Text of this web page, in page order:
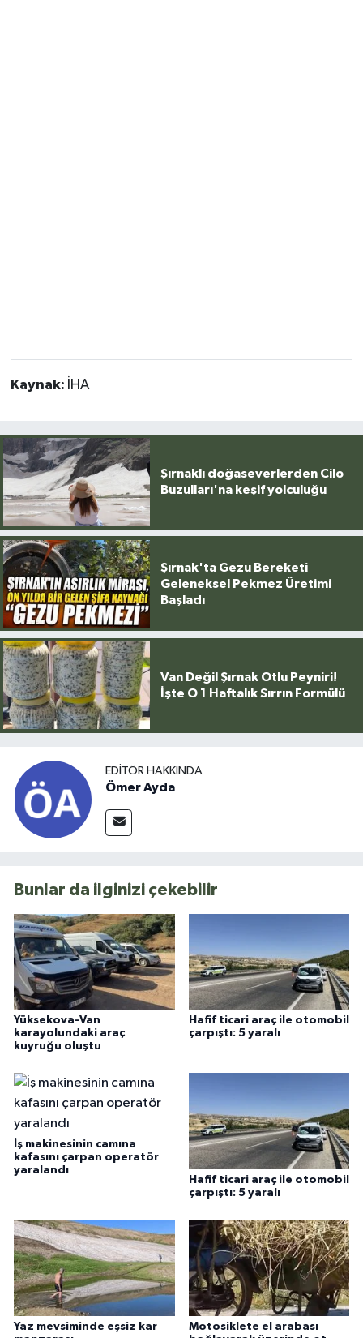
Kaynak: İHA
Şırnaklı doğaseverlerden Cilo
Buzulları'na keşif yolculuğu
Şırnak'ta Gezu Bereketi
Geleneksel Pekmez Üretimi
Başladı
Van Değil Şırnak Otlu Peyniri!
İşte O 1 Haftalık Sırrın Formülü
EDITÖR HAKKINDA
Ömer Ayda
Bunlar da ilginizi çekebilir
Yüksekova-Van
karayolundaki araç
kuyruğu oluştu
Hafif ticari araç ile otomobil
çarpıştı: 5 yaralı
İş makinesinin camına
kafasını çarpan operatör
yaralandı
Hafif ticari araç ile otomobil
çarpıştı: 5 yaralı
Yaz mevsiminde eşsiz kar
Motosiklete el arabası